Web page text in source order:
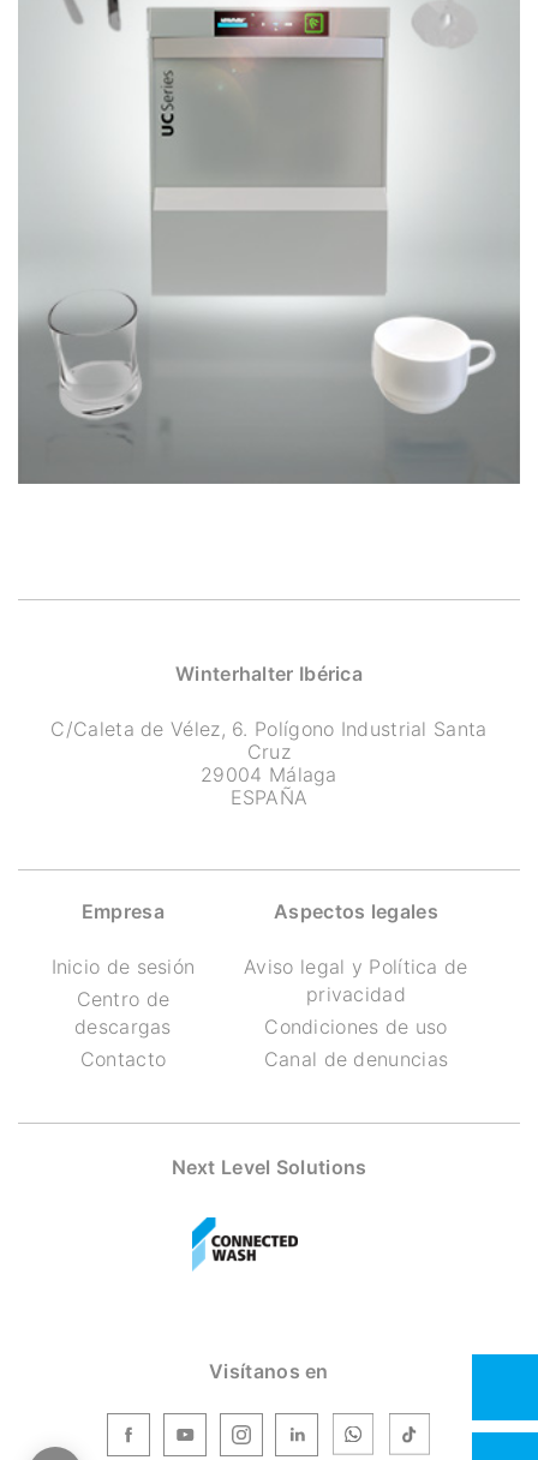
Winterhalter Ibérica
C/Caleta de Vélez, 6. Polígono Industrial Santa
Cruz
29004 Málaga
ESPAÑA
Empresa
Inicio de sesión
Centro de
descargas
Contacto
Aspectos legales
Aviso legal y Política de
privacidad
Condiciones de uso
Canal de denuncias
Next Level Solutions
Visítanos en